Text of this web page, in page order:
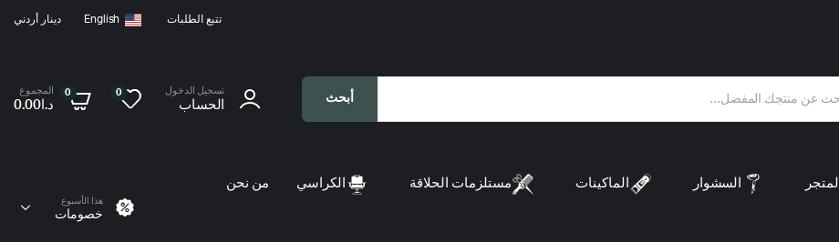
تتبع الطلبات English دينار أردني
أبحث
تسجيل الدخول
الحساب
0
0 المجموع
د.ا0.00
المتجر السشوار الماكينات مستلزمات الحلاقة الكراسي من نحن
هذا الأسبوع
خصومات